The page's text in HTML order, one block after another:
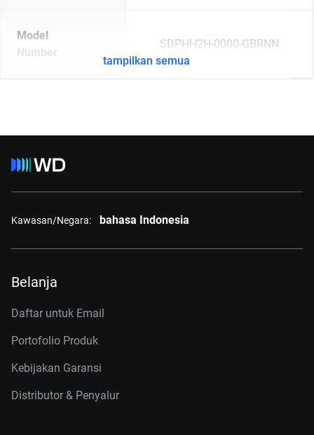
Model
Number
SDPHH2H-0000-GBRNN
tampilkan semua
Kawasan/Negara: bahasa Indonesia
Belanja
Daftar untuk Email
Portofolio Produk
Kebijakan Garansi
Distributor & Penyalur